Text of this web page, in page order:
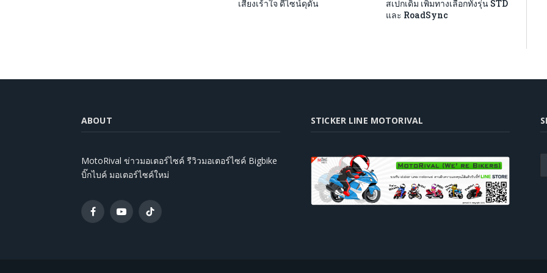
เสียงเร้าใจ ดีไซน์ดุดัน
สเปกเดิม เพิ่มทางเลือกทั้งรุ่น STD
และ RoadSync
ABOUT
MotoRival ข่าวมอเตอร์ไซค์ รีวิวมอเตอร์ไซค์ Bigbike
บิ๊กไบค์ มอเตอร์ไซค์ใหม่
FacebookYouTubeTikTok
STICKER LINE MOTORIVAL